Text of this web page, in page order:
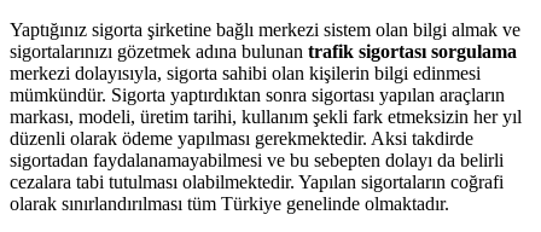
Yaptığınız sigorta şirketine bağlı merkezi sistem olan bilgi almak ve
sigortalarınızı gözetmek adına bulunan trafik sigortası sorgulama
merkezi dolayısıyla, sigorta sahibi olan kişilerin bilgi edinmesi
mümkündür. Sigorta yaptırdıktan sonra sigortası yapılan araçların
markası, modeli, üretim tarihi, kullanım şekli fark etmeksizin her yıl
düzenli olarak ödeme yapılması gerekmektedir. Aksi takdirde
sigortadan faydalanamayabilmesi ve bu sebepten dolayı da belirli
cezalara tabi tutulması olabilmektedir. Yapılan sigortaların coğrafi
olarak sınırlandırılması tüm Türkiye genelinde olmaktadır.